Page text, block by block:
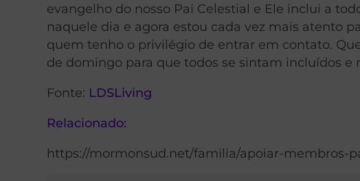
evangelho do nosso Pai Celestial e Ele inclui a
naquele dia e agora estou cada vez mais atento
quem tenho o privilégio de entrar em contato.
de domingo para que todos se sintam incluídos e
Fonte: LDSLiving
Relacionado:
https://mormonsud.net/familia/apoiar-membros-